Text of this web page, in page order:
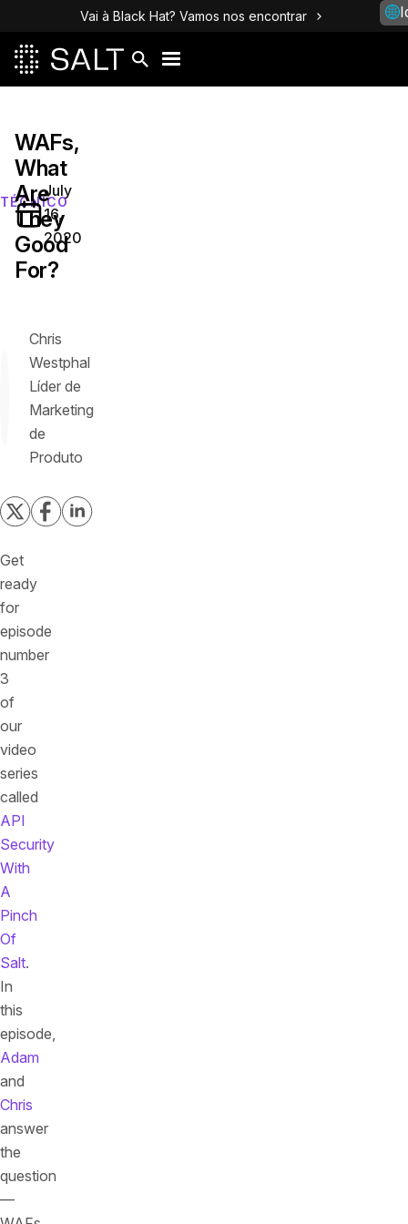
Vai à Black Hat? Vamos nos encontrar
TÉCNICO
WAFs,
What
Are
They
Good
For?
July
16,
2020
Chris
Westphal
Líder de
Marketing
de
Produto
Get
ready
for
episode
number
3
of
our
video
series
called
API
Security
With
A
Pinch
Of
Salt.
In
this
episode,
Adam
and
Chris
answer
the
question
—